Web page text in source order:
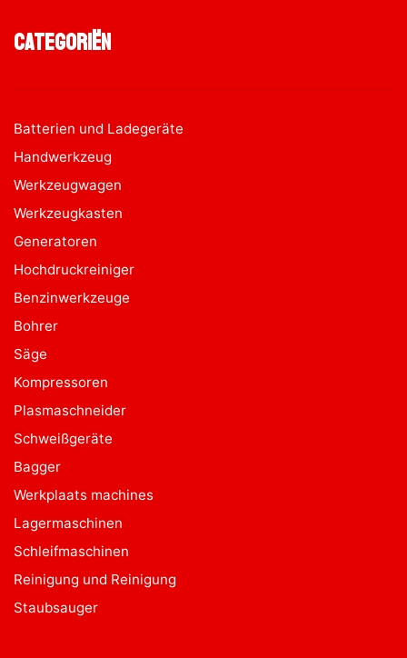
Categoriën
Batterien und Ladegeräte
Handwerkzeug
Werkzeugwagen
Werkzeugkasten
Generatoren
Hochdruckreiniger
Benzinwerkzeuge
Bohrer
Säge
Kompressoren
Plasmaschneider
Schweißgeräte
Bagger
Werkplaats machines
Lagermaschinen
Schleifmaschinen
Reinigung und Reinigung
Staubsauger